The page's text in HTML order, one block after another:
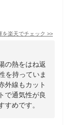
を楽天でチェック >>
の熱をはね返
を持っていま
外線もカット
で通気性が良
すめです。